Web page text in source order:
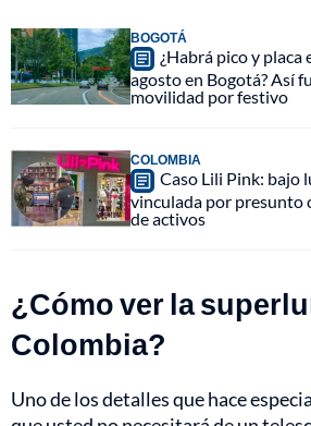
BOGOTÁ
¿Habrá pico y placa
agosto en Bogotá? Así
movilidad por festivo
COLOMBIA
Caso Lili Pink: bajo
vinculada por presunto
de activos
¿Cómo ver la
Colombia?
Uno de los detalles que hace